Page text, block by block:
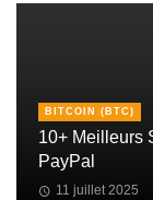
BITCOIN (BTC)
10+ Meilleurs
PayPal
11 juillet 2025